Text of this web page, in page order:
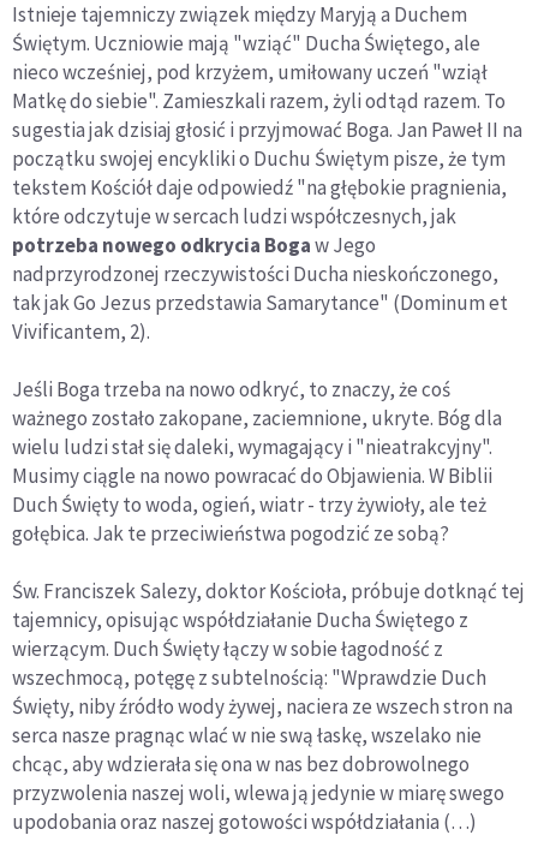
Istnieje tajemniczy związek między Maryją a Duchem
Świętym. Uczniowie mają "wziąć" Ducha Świętego, ale
nieco wcześniej, pod krzyżem, umiłowany uczeń "wziął
Matkę do siebie". Zamieszkali razem, żyli odtąd razem. To
sugestia jak dzisiaj głosić i przyjmować Boga. Jan Paweł II na
początku swojej encykliki o Duchu Świętym pisze, że tym
tekstem Kościół daje odpowiedź "na głębokie pragnienia,
które odczytuje w sercach ludzi współczesnych, jak
potrzeba nowego odkrycia Bogaw Jego
nadprzyrodzonej rzeczywistości Ducha nieskończonego,
tak jak Go Jezus przedstawia Samarytance" (Dominum et
Vivificantem, 2).
Jeśli Boga trzeba na nowo odkryć, to znaczy, że coś
ważnego zostało zakopane, zaciemnione, ukryte. Bóg dla
wielu ludzi stał się daleki, wymagający i "nieatrakcyjny".
Musimy ciągle na nowo powracać do Objawienia. W Biblii
Duch Święty to woda, ogień, wiatr - trzy żywioły, ale też
gołębica. Jak te przeciwieństwa pogodzić ze sobą?
Św. Franciszek Salezy, doktor Kościoła, próbuje dotknąć tej
tajemnicy, opisując współdziałanie Ducha Świętego z
wierzącym. Duch Święty łączy w sobie łagodność z
wszechmocą, potęgę z subtelnością: "Wprawdzie Duch
Święty, niby źródło wody żywej, naciera ze wszech stron na
serca nasze pragnąc wlać w nie swą łaskę, wszelako nie
chcąc, aby wdzierała się ona w nas bez dobrowolnego
przyzwolenia naszej woli, wlewa ją jedynie w miarę swego
upodobania oraz naszej gotowości współdziałania (…)